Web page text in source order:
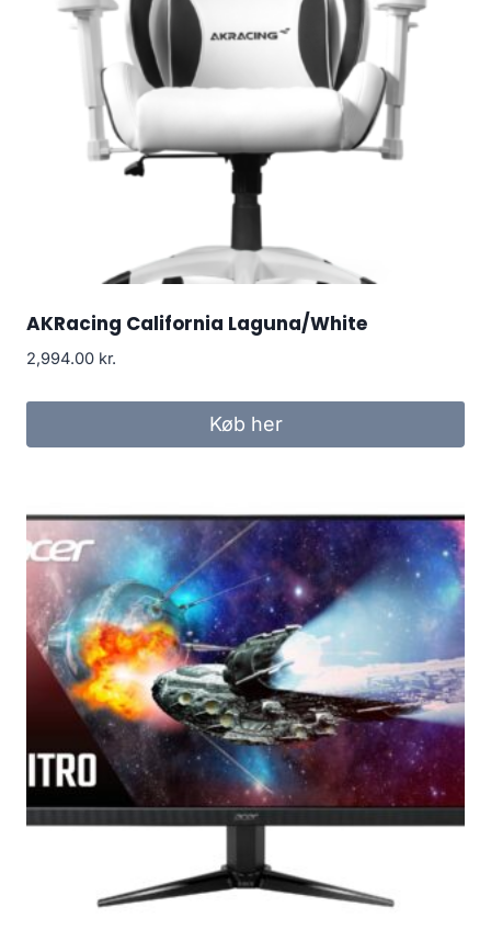
AKRacing California Laguna/White
2,994.00 kr.
Køb her